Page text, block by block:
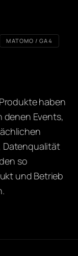
MATOMO / GA4
haben
Events,
Datenqualität
so
und Betrieb